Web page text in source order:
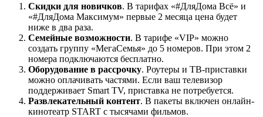
Скидки для новичков. В тарифах «#ДляДома Всё» и
«#ДляДома Максимум» первые 2 месяца цена будет
ниже в два раза.
Семейные возможности. В тарифе «VIP» можно
создать группу «МегаСемья» до 5 номеров. При этом 2
номера подключаются бесплатно.
Оборудование в рассрочку. Роутеры и ТВ-приставки
можно оплачивать частями. Если ваш телевизор
поддерживает Smart TV, приставка не потребуется.
Развлекательный контент. В пакеты включен онлайн-
кинотеатр START с тысячами фильмов.